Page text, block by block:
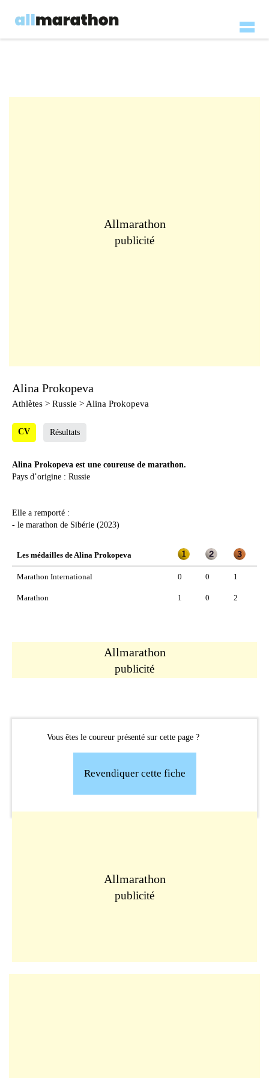
Allmarathon
publicité
Alina Prokopeva
Athlètes > Russie > Alina Prokopeva
CV Résultats
Alina Prokopeva est une coureuse de marathon.
Pays d’origine : Russie
Elle a remporté :
- le marathon de Sibérie (2023)
Les médailles de Alina Prokopeva
Marathon International 0 0 1
Marathon 1 0 2
Allmarathon
publicité
Vous êtes le coureur présenté sur cette page ?
Revendiquer cette fiche
Allmarathon
publicité